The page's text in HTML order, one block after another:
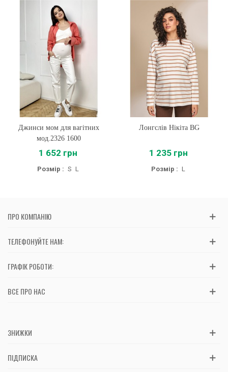
Джинси мом для вагітних
мод.2326 1600
1 652 грн
Розмір : S L
Лонгслів Нікіта BG
1 235 грн
Розмір : L
ПРО КОМПАНІЮ
ТЕЛЕФОНУЙТЕ НАМ:
ГРАФІК РОБОТИ:
ВСЕ ПРО НАС
ЗНИЖКИ
ПІДПИСКА